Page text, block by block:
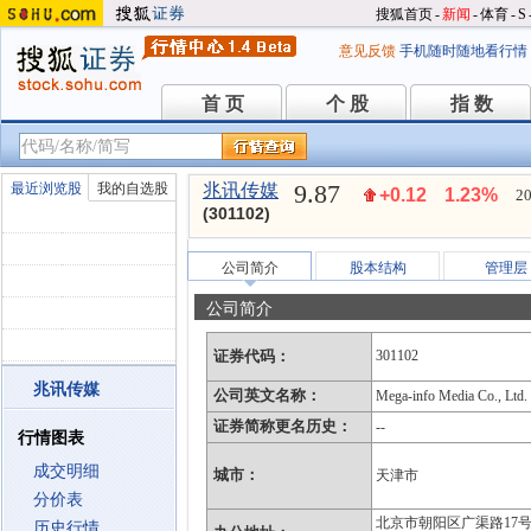
搜狐首页-新闻 -体育-S
意见反馈 手机随时随地看行情
首 页
首 页 个 股
个 股 指 数
指 数
最近浏览股 我的自选股
兆讯传媒
行情图表
成交明细
分价表
兆讯传媒
(301102)
9.87 +0.12 1.23%
公司简介 股本结构 管理层
公司简介
证券代码： 301102
公司英文名称： Mega-info Media Co., Ltd.
证券简称更名历史： --
城市： 天津市
北京市朝阳区广渠路17